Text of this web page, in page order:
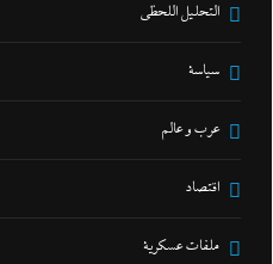
التحليل اللحظي
سياسة
عرب و عالم
اقتصاد
ملفات عسكرية